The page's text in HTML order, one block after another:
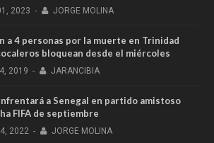
2023 - JORGE MOLINA
a 4 personas por la muerte en Trinidad
bloquean desde el miércoles
2019 - JARANCIBIA
a Senegal en partido amistoso
FIFA de septiembre
2022 - JORGE MOLINA